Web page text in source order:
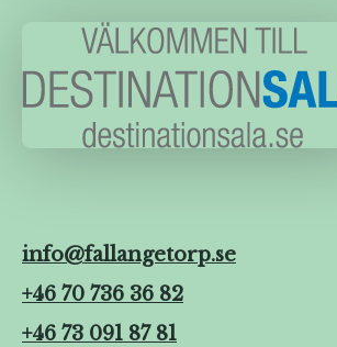
info@fallangetorp.se
+46 70 736 36 82
+46 73 091 87 81